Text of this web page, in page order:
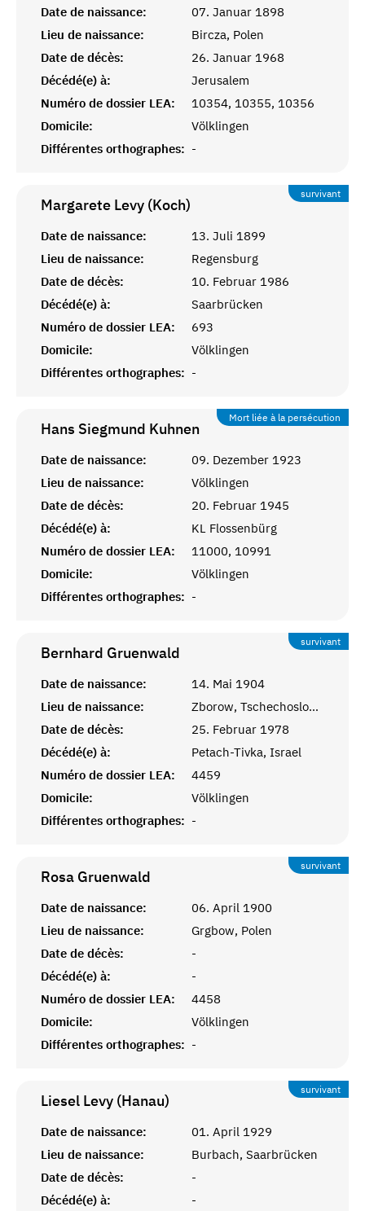
Date de naissance:
07. Januar 1898
Lieu de naissance:
Bircza, Polen
Date de décès:
26. Januar 1968
Décédé(e) à:
Jerusalem
Numéro de dossier LEA:
10354, 10355, 10356
Domicile:
Völklingen
Différentes orthographes: -
survivant
Margarete Levy (Koch)
Date de naissance:
13. Juli 1899
Lieu de naissance:
Regensburg
Date de décès:
10. Februar 1986
Décédé(e) à:
Saarbrücken
Numéro de dossier LEA:
693
Domicile:
Völklingen
Différentes orthographes: -
Mort liée à la persécution
Hans Siegmund Kuhnen
Date de naissance:
09. Dezember 1923
Lieu de naissance:
Völklingen
Date de décès:
20. Februar 1945
Décédé(e) à:
KL Flossenbürg
Numéro de dossier LEA:
11000, 10991
Domicile:
Völklingen
Différentes orthographes: -
survivant
Bernhard Gruenwald
Date de naissance:
14. Mai 1904
Lieu de naissance:
Zborow, Tschechoslowakei
Date de décès:
25. Februar 1978
Décédé(e) à:
Petach-Tivka, Israel
Numéro de dossier LEA:
4459
Domicile:
Völklingen
Différentes orthographes: -
survivant
Rosa Gruenwald
Date de naissance:
06. April 1900
Lieu de naissance:
Grgbow, Polen
Date de décès:
-
Décédé(e) à:
-
Numéro de dossier LEA:
4458
Domicile:
Völklingen
Différentes orthographes: -
survivant
Liesel Levy (Hanau)
Date de naissance:
01. April 1929
Lieu de naissance:
Burbach, Saarbrücken
Date de décès:
-
Décédé(e) à:
-